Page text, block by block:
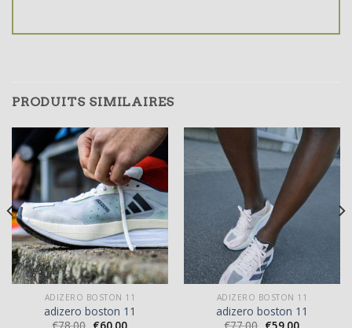
PRODUITS SIMILAIRES
ADIZERO BOSTON 11
adizero boston 11
ADIZERO BOSTON 11
adizero boston 11